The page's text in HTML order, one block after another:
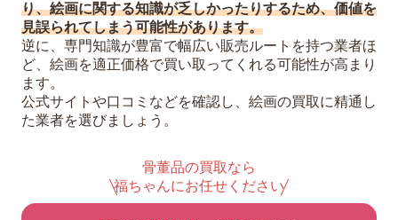
り、絵画に関する知識が乏しかったりするため、価値を
見誤られてしまう可能性があります。
逆に、専門知識が豊富で幅広い販売ルートを持つ業者ほ
ど、絵画を適正価格で買い取ってくれる可能性が高まり
ます。
公式サイトや口コミなどを確認し、絵画の買取に精通し
た業者を選びましょう。
骨董品の買取なら
福ちゃんにお任せください